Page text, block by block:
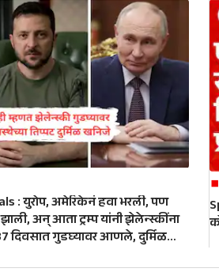
: युरोप, अमेरिकेनं हवा भरली, पण
झाली, अन् आता ट्रम्प यांनी झेलेन्स्कींना
दिवसात गुडघ्यावर आणले, दुर्मिळ